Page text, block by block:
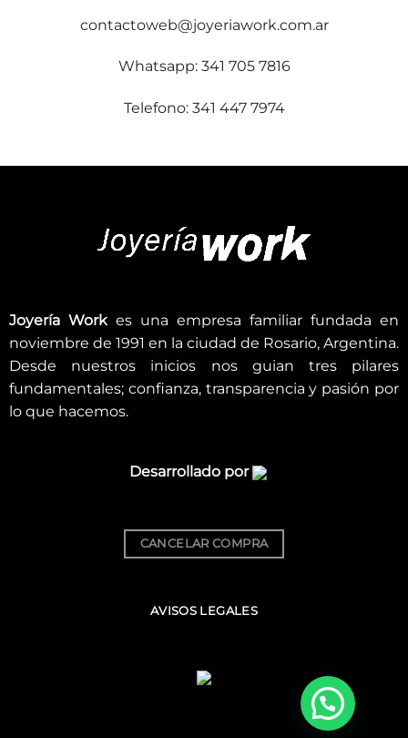
contactoweb@joyeriawork.com.ar
Whatsapp: 341 705 7816
Telefono: 341 447 7974
Joyería Workes una empresa familiar fundada en
noviembre de 1991 en la ciudad de Rosario, Argentina.
Desde nuestros inicios nos guian tres pilares
fundamentales; confianza, transparencia y pasión por
lo que hacemos.
Desarrollado por
CANCELAR COMPRA
AVISOS LEGALES